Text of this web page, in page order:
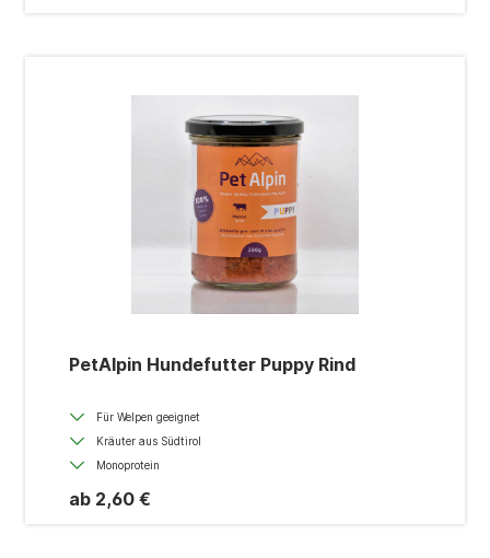
PetAlpin Hundefutter Puppy Rind
Für Welpen geeignet
Kräuter aus Südtirol
Monoprotein
ab 2,60 €